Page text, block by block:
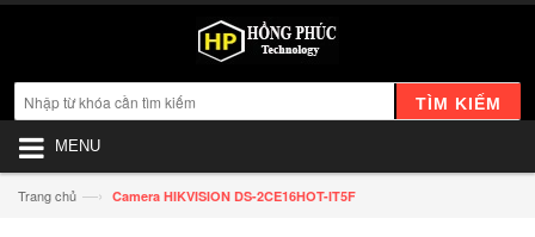
TÌM KIẾM
MENU
Trang chủ —› Camera HIKVISION DS-2CE16HOT-IT5F